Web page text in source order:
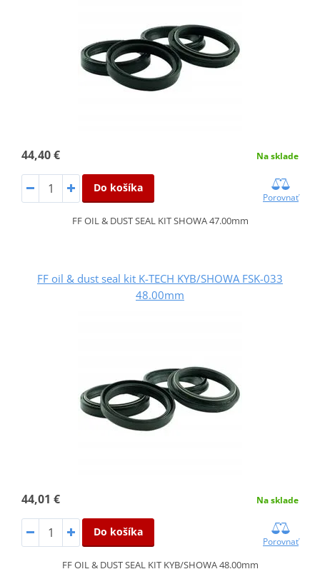
44,40 € Na sklade
Do košíka
Porovnať
FF OIL & DUST SEAL KIT SHOWA 47.00mm
FF oil & dust seal kit K-TECH KYB/SHOWA FSK-033
48.00mm
44,01 € Na sklade
Do košíka
Porovnať
FF OIL & DUST SEAL KIT KYB/SHOWA 48.00mm